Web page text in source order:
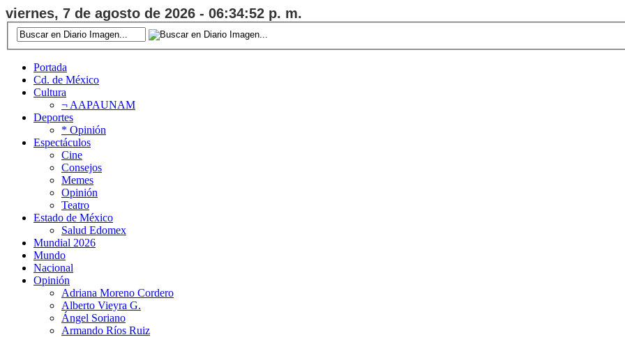
viernes, 7 de agosto de 2026 - 06:34:53 p. m.
Portada
Cd. de México
Cultura
¬ AAPAUNAM
Deportes
* Opinión
Espectáculos
Cine
Consejos
Memes
Opinión
Teatro
Estado de México
Salud Edomex
Mundial 2026
Mundo
Nacional
Opinión
Adriana Moreno Cordero
Alberto Vieyra G.
Ángel Soriano
Armando Ríos Ruiz